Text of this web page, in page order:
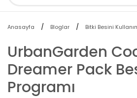
Anasayfa Bloglar Bitki Besini
UrbanGarden
Dreamer Pack
Programı